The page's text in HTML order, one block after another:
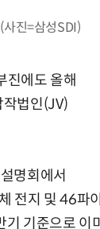
진=삼성SDI)
진에도 올해
작법인(JV)
명회에서
전지 및 46파
기준으로